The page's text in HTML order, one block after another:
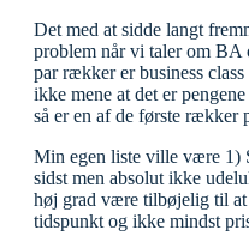
Det med at sidde langt
problem når vi taler om
par rækker er business
ikke mene at det er
så er en af de første rækker
Min egen liste ville være 1)
sidst men absolut ikke
høj grad være tilbøjelig til
tidspunkt og ikke mindst